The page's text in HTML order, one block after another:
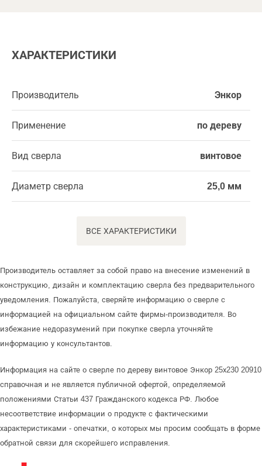
ХАРАКТЕРИСТИКИ
Производитель Энкор
Применение по дереву
Вид сверла винтовое
Диаметр сверла 25,0 мм
ВСЕ ХАРАКТЕРИСТИКИ
Производитель оставляет за собой право на внесение изменений в
конструкцию, дизайн и комплектацию сверла без предварительного
уведомления. Пожалуйста, сверяйте информацию о сверле с
информацией на официальном сайте фирмы-производителя. Во
избежание недоразумений при покупке сверла уточняйте
информацию у консультантов.
Информация на сайте о сверле по дереву винтовое Энкор 25х230 20910
справочная и не является публичной офертой, определяемой
положениями Статьи 437 Гражданского кодекса РФ. Любое
несоответствие информации о продукте с фактическими
характеристиками - опечатки, о которых мы просим сообщать в форме
обратной связи для скорейшего исправления.